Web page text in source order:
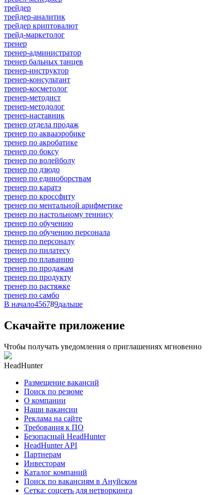
трейдер
трейдер-аналитик
трейдер криптовалют
трейд-маркетолог
тренер
тренер-администратор
тренер бальных танцев
тренер-инструктор
тренер-консультант
тренер-косметолог
тренер-методист
тренер-методолог
тренер-наставник
тренер отдела продаж
тренер по аквааэробике
тренер по акробатике
тренер по боксу
тренер по волейболу
тренер по дзюдо
тренер по единоборствам
тренер по каратэ
тренер по кроссфиту
тренер по ментальной арифметике
тренер по настольному теннису
тренер по обучению
тренер по обучению персонала
тренер по персоналу
тренер по пилатесу
тренер по плаванию
тренер по продажам
тренер по продукту
тренер по растяжке
тренер по самбо
В начало456789дальше
Скачайте приложение
Чтобы получать уведомления о приглашениях мгновенно
HeadHunter
Размещение вакансий
Поиск по резюме
О компании
Наши вакансии
Реклама на сайте
Требования к ПО
Безопасный HeadHunter
HeadHunter API
Партнерам
Инвесторам
Каталог компаний
Поиск по вакансиям в Ануйском
Сетка: соцсеть для нетворкинга